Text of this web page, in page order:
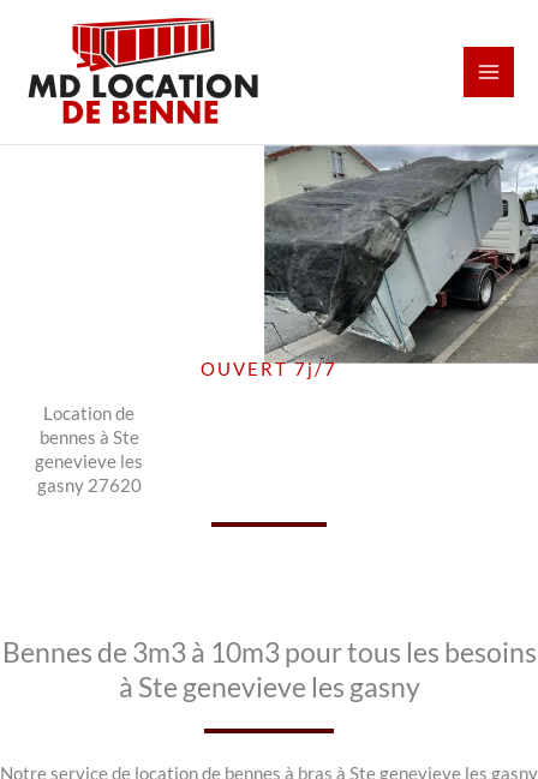
contenu
OUVERT 7j/7
Location de
bennes à Ste
genevieve les
gasny 27620
Bennes de 3m3 à 10m3 pour tous les besoins
à Ste genevieve les gasny
Notre service de location de bennes à bras à Ste genevieve les gasny